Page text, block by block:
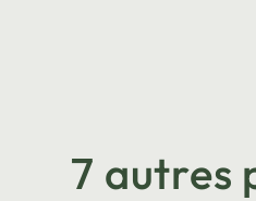
7 autres